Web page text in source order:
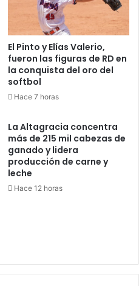
El Pinto y Elías Valerio,
fueron las figuras de RD en
la conquista del oro del
softbol
Hace 7 horas
La Altagracia concentra
más de 215 mil cabezas de
ganado y lidera
producción de carne y
leche
Hace 12 horas